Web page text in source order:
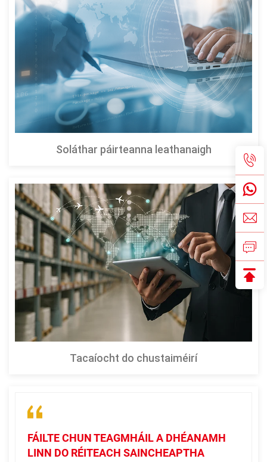
Soláthar páirteanna leathanaigh
Tacaíocht do chustaiméirí
FÁILTE CHUN TEAGMHÁIL A DHÉANAMH
LINN DO RÉITEACH SAINCHEAPTHA